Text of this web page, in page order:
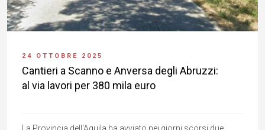
24 OTTOBRE 2025
Cantieri a Scanno e Anversa degli Abruzzi:
al via lavori per 380 mila euro